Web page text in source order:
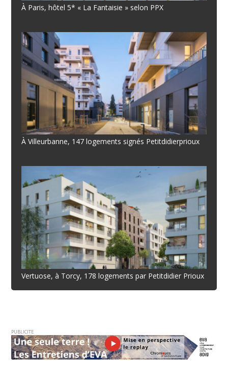
À Paris, hôtel 5* « La Fantaisie » selon PPX
À Villeurbanne, 147 logements signés Petitdidierprioux
Vertuose, à Torcy, 178 logements par Petitdidier Prioux
PUBLICITE